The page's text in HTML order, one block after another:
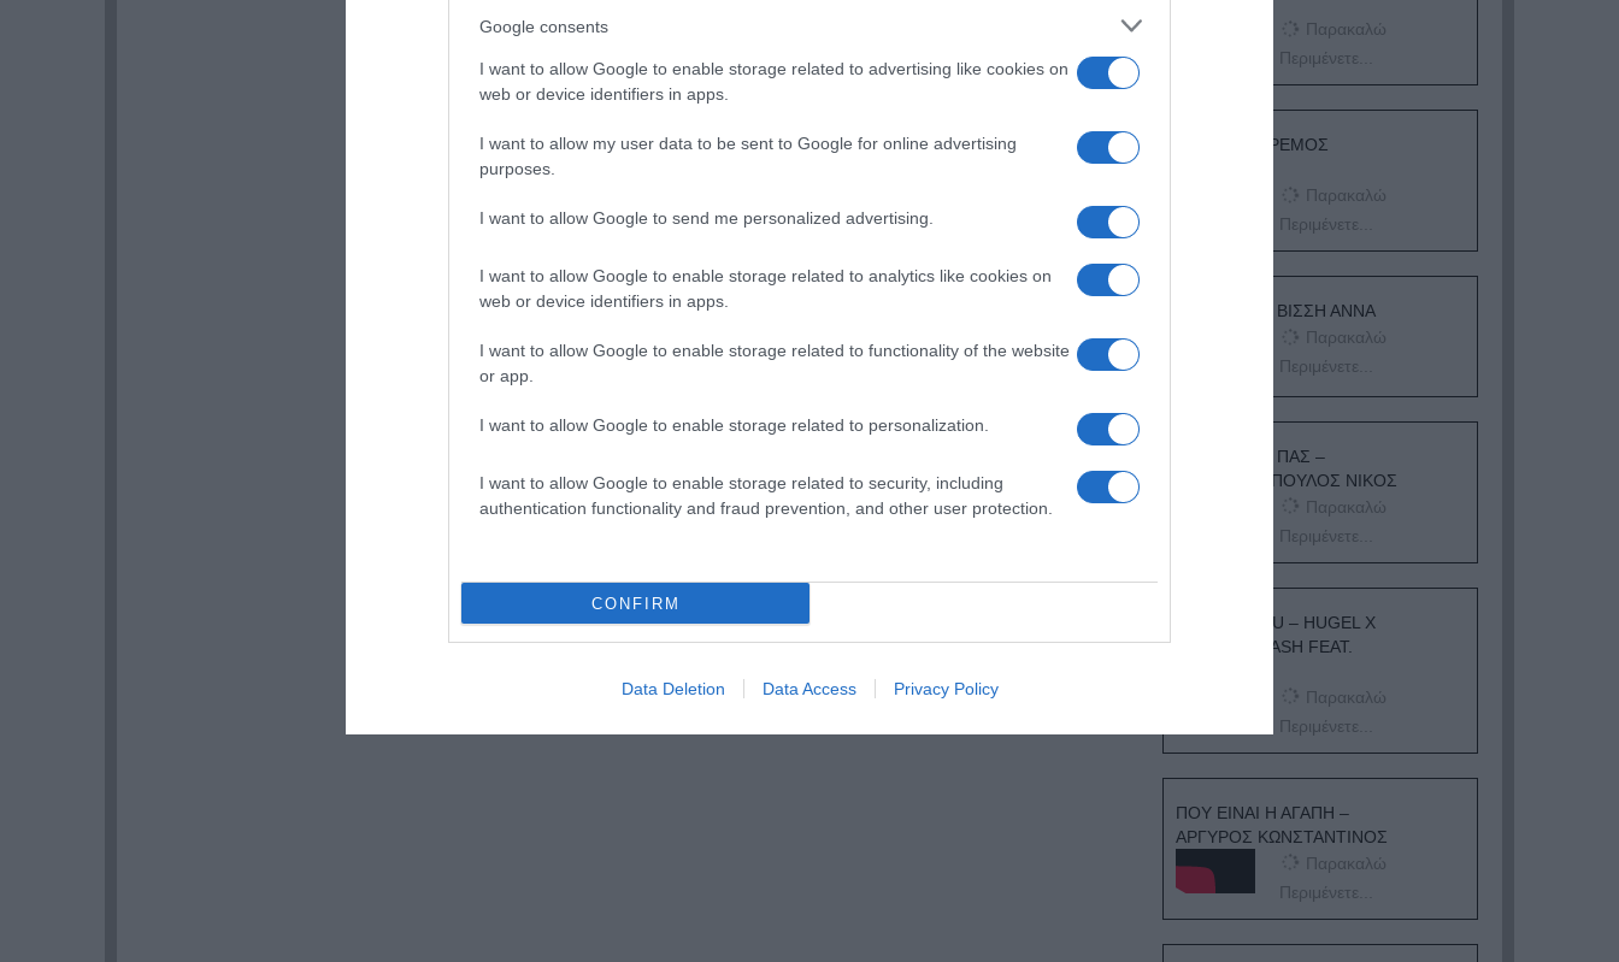
Google consents
I want to allow Google to enable storage related to advertising like cookies on
web or device identifiers in apps.
I want to allow my user data to be sent to Google for online advertising
purposes.
I want to allow Google to send me personalized advertising.
I want to allow Google to enable storage related to analytics like cookies on
web or device identifiers in apps.
I want to allow Google to enable storage related to functionality of the website
or app.
I want to allow Google to enable storage related to personalization.
I want to allow Google to enable storage related to security, including
authentication functionality and fraud prevention, and other user protection.
CONFIRM
Data Deletion Data Access Privacy Policy
Παρακαλώ
Περιμένετε...
ΔΕΥΤΕΡΑ – ΡΕΜΟΣ
Παρακαλώ
Περιμένετε...
ΕΞΑΙΡΕΣΗ – ΒΙΣΣΗ ΑΝΝΑ
Παρακαλώ
Περιμένετε...
ΟΠΟΥ ΚΙ ΑΝ ΠΑΣ –
ΟΙΚΟΝΟΜΟΠΟΥΛΟΣ ΝΙΚΟΣ
Παρακαλώ
Περιμένετε...
I ADORE YOU – HUGEL X
TOPIC X ARASH FEAT.
Παρακαλώ
Περιμένετε...
ΠΟΥ ΕΙΝΑΙ Η ΑΓΑΠΗ –
ΑΡΓΥΡΟΣ ΚΩΝΣΤΑΝΤΙΝΟΣ
Παρακαλώ
Περιμένετε...